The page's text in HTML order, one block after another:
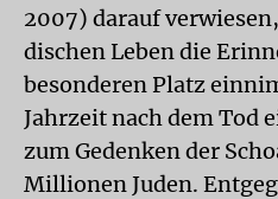
2007) darauf
dischen Leben die
besonderen Platz
Jahrzeit nach dem Tod
zum Gedenken der
Millionen Juden.